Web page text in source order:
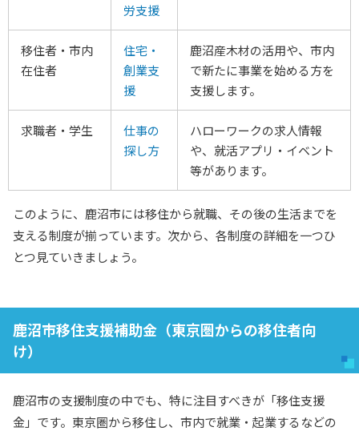
労支援
移住者・市内
在住者
住宅・
創業支
援
鹿沼産木材の活用や、市内
で新たに事業を始める方を
支援します。
求職者・学生
仕事の
探し方
ハローワークの求人情報
や、就活アプリ・イベント
等があります。
このように、鹿沼市には移住から就職、その後の生活までを
支える制度が揃っています。次から、各制度の詳細を一つひ
とつ見ていきましょう。
鹿沼市移住支援補助金（東京圏からの移住者向
け）
鹿沼市の支援制度の中でも、特に注目すべきが「移住支援
金」です。東京圏から移住し、市内で就業・起業するなどの